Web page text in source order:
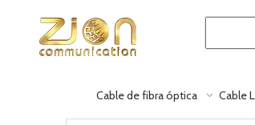
Cable de fibra óptica Cable